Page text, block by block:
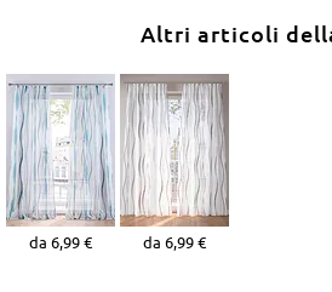
Altri articoli
da 6,99 € da 6,99 €